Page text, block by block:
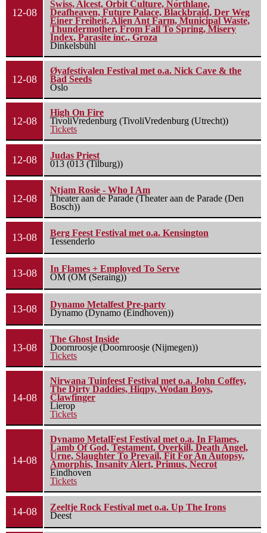
12-08
Swiss, Alcest, Orbit Culture, Northlane,
Deafheaven, Future Palace, Blackbraid, Der Weg
Einer Freiheit, Alien Ant Farm, Municipal Waste,
Thundermother, From Fall To Spring, Misery
Index, Parasite inc., Groza
Dinkelsbühl
12-08
Øyafestivalen Festival met o.a. Nick Cave & the
Bad Seeds
Oslo
12-08
High On Fire
TivoliVredenburg (TivoliVredenburg (Utrecht))
Tickets
12-08
Judas Priest
013 (013 (Tilburg))
12-08
Ntjam Rosie - Who I Am
Theater aan de Parade (Theater aan de Parade (Den
Bosch))
13-08
Berg Feest Festival met o.a. Kensington
Tessenderlo
13-08
In Flames + Employed To Serve
OM (OM (Seraing))
13-08
Dynamo Metalfest Pre-party
Dynamo (Dynamo (Eindhoven))
13-08
The Ghost Inside
Doornroosje (Doornroosje (Nijmegen))
Tickets
14-08
Nirwana Tuinfeest Festival met o.a. John Coffey,
The Dirty Daddies, Hiqpy, Wodan Boys,
Clawfinger
Lierop
Tickets
14-08
Dynamo MetalFest Festival met o.a. In Flames,
Lamb Of God, Testament, Overkill, Death Angel,
Urne, Slaughter To Prevail, Fit For An Autopsy,
Amorphis, Insanity Alert, Primus, Necrot
Eindhoven
Tickets
14-08
Zeeltje Rock Festival met o.a. Up The Irons
Deest